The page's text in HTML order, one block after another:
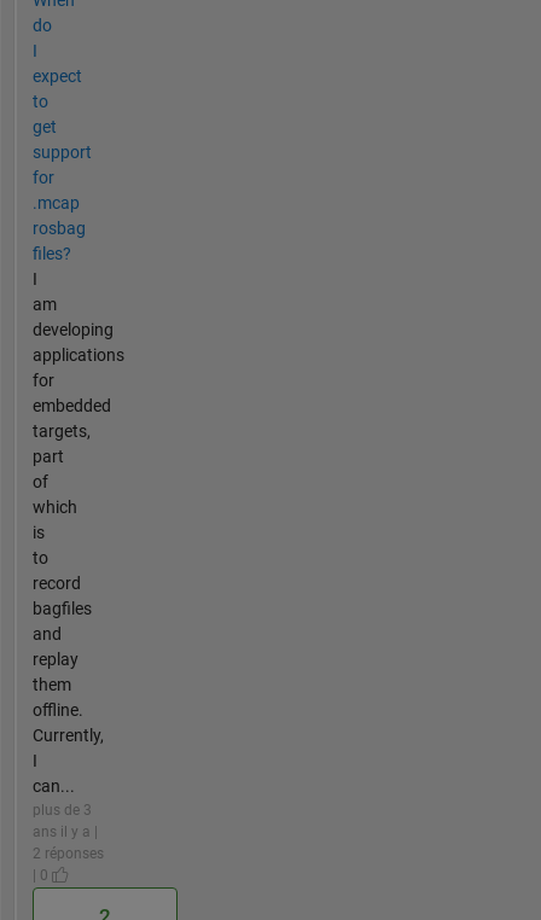
do
I
expect
to
get
support
for
.mcap
rosbag
files?
I
am
developing
applications
for
embedded
targets,
part
of
which
is
to
record
bagfiles
and
replay
them
offline.
Currently,
I
can...
plus de 3
ans il y a |
2 réponses
| 0